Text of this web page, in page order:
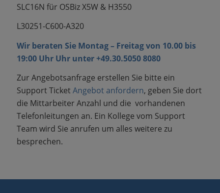
SLC16N für OSBiz X5W & H3550
L30251-C600-A320
Wir beraten Sie Montag – Freitag von 10.00 bis
19:00 Uhr Uhr unter +49.30.5050 8080
Zur Angebotsanfrage erstellen Sie bitte ein
Support TicketAngebot anfordern, geben Sie dort
die Mittarbeiter Anzahl und die vorhandenen
Telefonleitungen an. Ein Kollege vom Support
Team wird Sie anrufen um alles weitere zu
besprechen.